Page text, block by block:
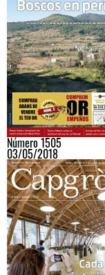
Número 1505
03/05/2018